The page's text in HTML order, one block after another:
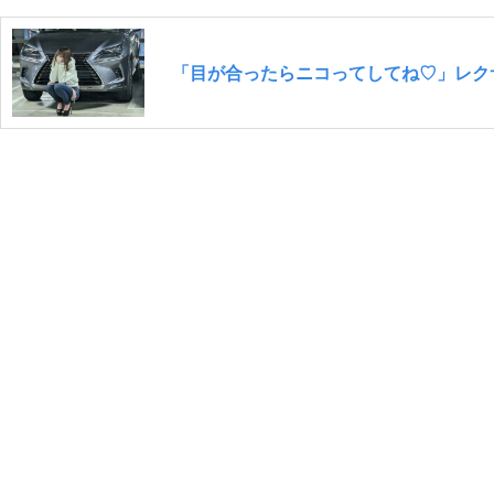
「目が合ったらニコってしてね♡」レ